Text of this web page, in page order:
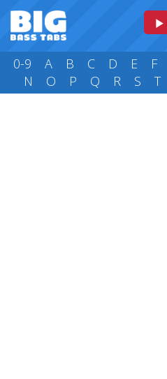
0-9 A B C D E F
N
O P Q R S T